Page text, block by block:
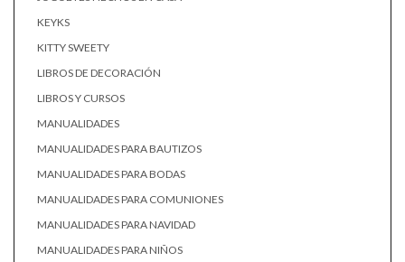
KEYKS
KITTY SWEETY
LIBROS DE DECORACIÓN
LIBROS Y CURSOS
MANUALIDADES
MANUALIDADES PARA BAUTIZOS
MANUALIDADES PARA BODAS
MANUALIDADES PARA COMUNIONES
MANUALIDADES PARA NAVIDAD
MANUALIDADES PARA NIÑOS